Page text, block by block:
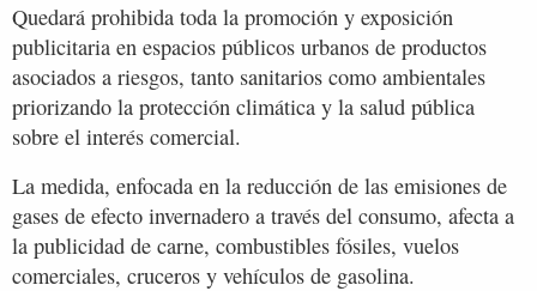
Quedará prohibida toda la promoción y exposición
publicitaria en espacios públicos urbanos de productos
asociados a riesgos, tanto sanitarios como ambientales
priorizando la protección climática y la salud pública
sobre el interés comercial.
La medida, enfocada en la reducción de las emisiones de
gases de efecto invernadero a través del consumo, afecta a
la publicidad de carne, combustibles fósiles, vuelos
comerciales, cruceros y vehículos de gasolina.